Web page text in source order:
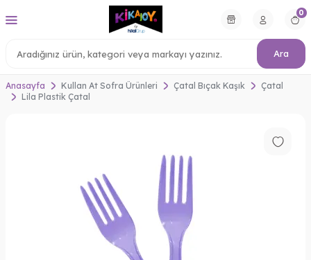
Ara
0
Anasayfa Kullan At Sofra Ürünleri Çatal Bıçak Kaşık
Çatal
Lila Plastik Çatal